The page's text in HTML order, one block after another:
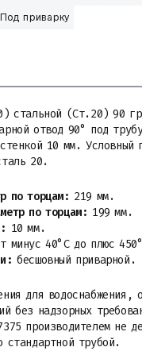
Под приварку
стальной (Ст.20) 90
отвод 90° под
10 мм. Условный
20.
по торцам: 219 мм.
по торцам: 199 мм.
10 мм.
минус 40°С до плюс
бесшовный приварной.
для водоснабжения,
без надзорных
производителем не
стандартной трубой.